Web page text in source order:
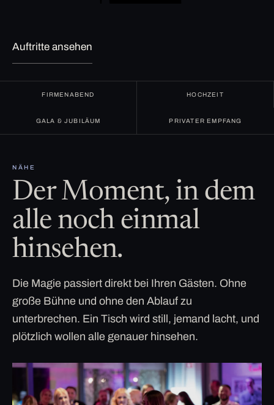
Auftritte ansehen
FIRMENABEND HOCHZEIT
GALA & JUBILÄUM PRIVATER EMPFANG
NÄHE
Der Moment, in dem
alle noch einmal
hinsehen.
Die Magie passiert direkt bei Ihren Gästen. Ohne
große Bühne und ohne den Ablauf zu
unterbrechen. Ein Tisch wird still, jemand lacht, und
plötzlich wollen alle genauer hinsehen.